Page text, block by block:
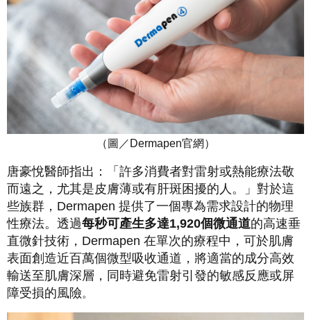
（圖／ Dermapen官網）
唐豪悅醫師指出：「許多消費者對雷射或熱能療法敬
而遠之，尤其是皮膚薄或有肝斑困擾的人。」對於這
些族群，Dermapen 提供了一個專為需求設計的物理
性療法。透過每秒可產生多達1,920個微通道的高速垂
直微針技術，Dermapen 在單次的療程中，可於肌膚
表面創造近百萬個微型吸收通道，將適當的成分高效
輸送至肌膚深層，同時避免雷射引發的敏感反應或屏
障受損的風險。